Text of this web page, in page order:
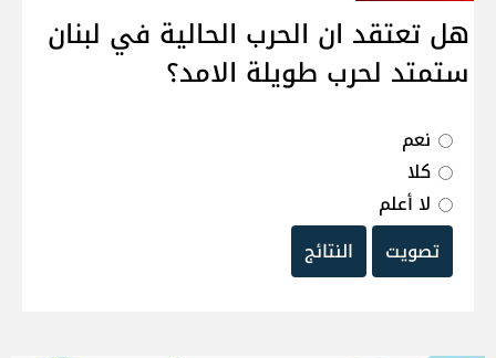
هل تعتقد ان الحرب الحالية في لبنان
ستمتد لحرب طويلة الامد؟
نعم
كلا
لا أعلم
تصويت
النتائج